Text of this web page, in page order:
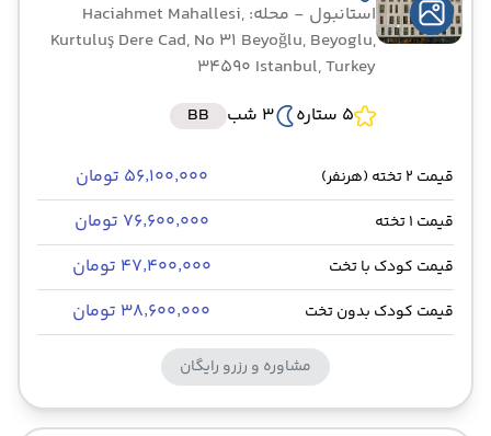
استانبول
- محله: Haciahmet Mahallesi,
Kurtuluş Dere Cad, No 31 Beyoğlu, Beyoglu,
34590 Istanbul, Turkey
5 ستاره
3 شب BB
قیمت 2 تخته (هرنفر) ۵۶٬۱۰۰٬۰۰۰ تومان
قیمت 1 تخته ۷۶٬۶۰۰٬۰۰۰ تومان
قیمت کودک با تخت ۴۷٬۴۰۰٬۰۰۰ تومان
قیمت کودک بدون تخت ۳۸٬۶۰۰٬۰۰۰ تومان
مشاوره و رزرو رایگان